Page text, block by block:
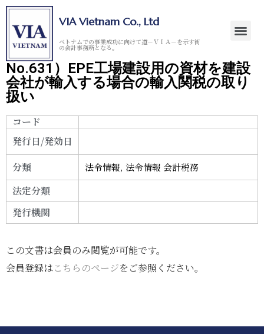
VIA Vietnam Co., Ltd
ベトナムでの事業成功に向けて道－ＶＩＡ－を示す街
の会計事務所となる。
No.631）EPE工場建設用の資材を建設
会社が輸入する場合の輸入関税の取り
扱い
コード
発行日/発効日
分類
法令情報,法令情報 会計税務
法定分類
発行機関
この文書は会員のみ閲覧が可能です。
会員登録はこちらのページをご参照ください。